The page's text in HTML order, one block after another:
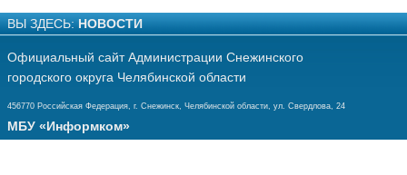
ВЫ ЗДЕСЬ: НОВОСТИ
Официальный сайт Администрации Снежинского
городского округа Челябинской области
456770 Российская Федерация, г. Снежинск, Челябинской области, ул. Свердлова, 24
МБУ «Информком»